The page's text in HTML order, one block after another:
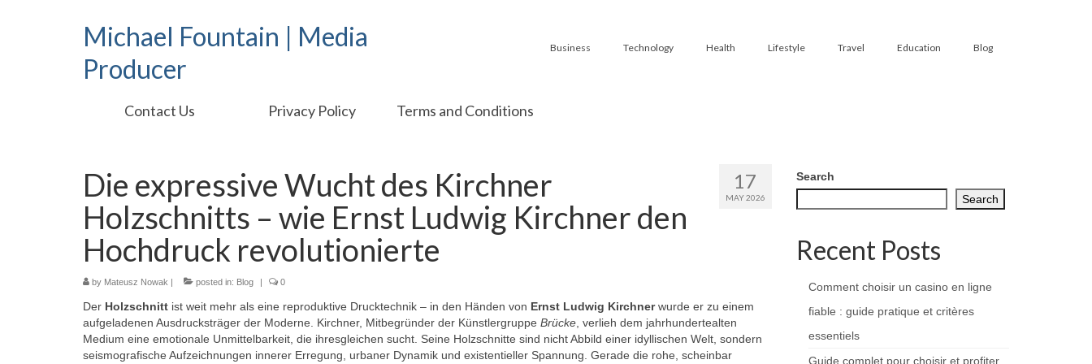
Michael Fountain | Media
Producer
Business Technology Health Lifestyle Travel Education Blog
Contact Us Privacy Policy Terms and Conditions
17
MAY 2026
Die expressive Wucht des Kirchner
Holzschnitts – wie Ernst Ludwig Kirchner den
Hochdruck revolutionierte
by Mateusz Nowak | posted in: Blog | 0
Der Holzschnitt ist weit mehr als eine reproduktive Drucktechnik – in den Händen von Ernst Ludwig Kirchnerwurde er zu einem
aufgeladenen Ausdrucksträger der Moderne. Kirchner, Mitbegründer der Künstlergruppe Brücke , verlieh dem jahrhundertealten
Medium eine emotionale Unmittelbarkeit, die ihresgleichen sucht. Seine Holzschnitte sind nicht Abbild einer idyllischen Welt, sondern
seismografische Aufzeichnungen innerer Erregung, urbaner Dynamik und existentieller Spannung. Gerade die rohe, scheinbar
Search
Search
Recent Posts
Comment choisir un casino en ligne
fiable : guide pratique et critères
essentiels
Guide complet pour choisir et profiter